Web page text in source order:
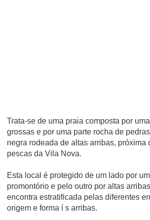
Trata-se de uma praia composta por
grossas e por uma parte rocha de
negra rodeada de altas arribas, próxima
pescas da Vila Nova.
Esta local é protegido de um lado por
promontório e pelo outro por altas
encontra estratificada pelas diferentes
origem e forma í s arribas.